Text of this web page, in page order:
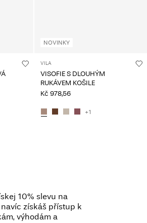
NOVINKY
VILA
VISOFIE S DLOUHÝM
RUKÁVEM KOŠILE
Kč 978,56
+1
10% slevu na
získáš přístup k
výhodám a